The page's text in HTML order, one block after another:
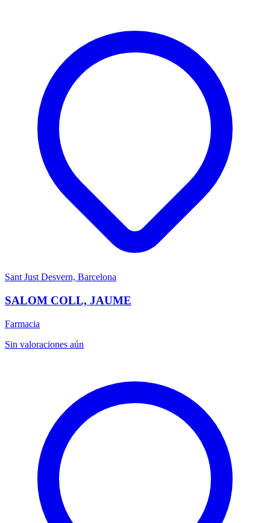
Sant Just Desvern, Barcelona
SALOM COLL, JAUME
Farmacia
Sin valoraciones aún